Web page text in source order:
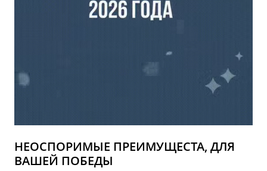
НЕОСПОРИМЫЕ ПРЕИМУЩЕСТА, ДЛЯ
ВАШЕЙ ПОБЕДЫ